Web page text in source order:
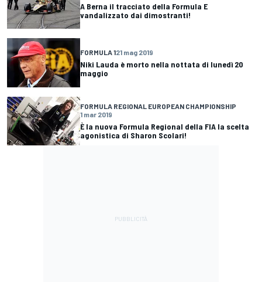
A Berna il tracciato della Formula E
vandalizzato dai dimostranti!
FORMULA 121 mag 2019
Niki Lauda è morto nella nottata di lunedì 20
maggio
FORMULA REGIONAL EUROPEAN CHAMPIONSHIP
1 mar 2019
È la nuova Formula Regional della FIA la scelta
agonistica di Sharon Scolari!